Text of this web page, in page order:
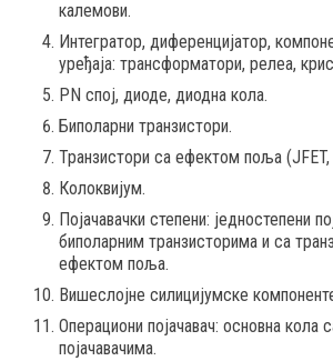
калемови.
Интегратор, диференцијатор,
уређаја: трансформатори, релеа,
PN спој, диоде, диодна кола.
Биполарни транзистори.
Транзистори са ефектом поља (ЈFET,
Колоквијум.
Појачавачки степени: једностепени
биполарним транзисторима и са
ефектом поља.
Вишеслојне силицијумске
Операциони појачавач: основна кола
појачавачима.